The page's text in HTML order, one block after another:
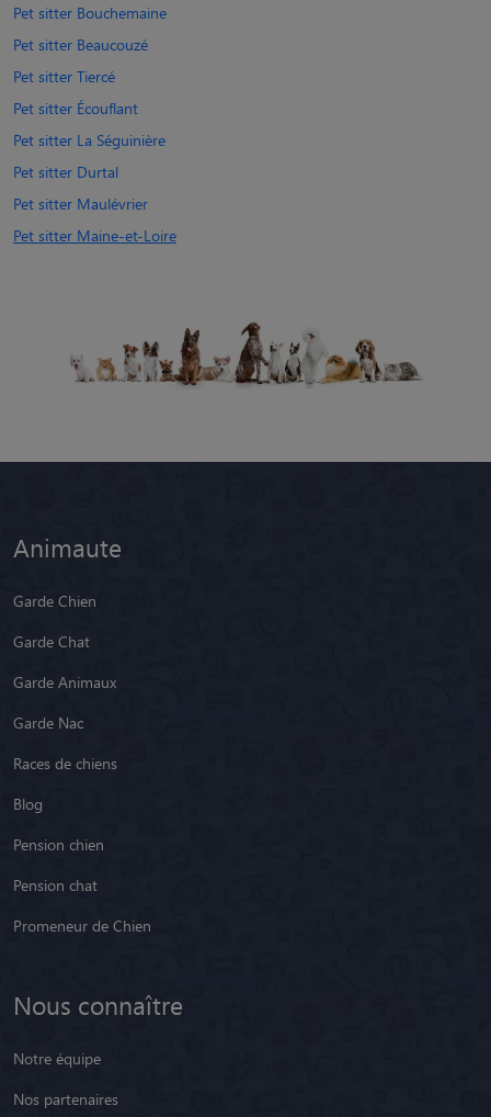
Pet sitter Bouchemaine
Pet sitter Beaucouzé
Pet sitter Tiercé
Pet sitter Écouflant
Pet sitter La Séguinière
Pet sitter Durtal
Pet sitter Maulévrier
Pet sitter Maine-et-Loire
Animaute
Garde Chien
Garde Chat
Garde Animaux
Garde Nac
Races de chiens
Blog
Pension chien
Pension chat
Promeneur de Chien
Nous connaître
Notre équipe
Nos partenaires